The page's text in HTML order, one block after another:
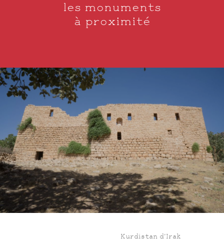
les monuments
à proximité
Kurdistan d’Irak